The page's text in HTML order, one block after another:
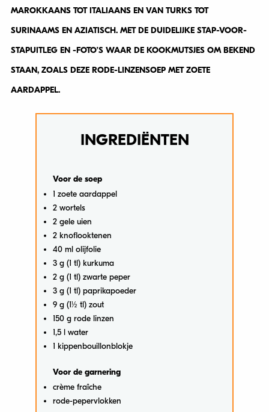
MAROKKAANS TOT ITALIAANS EN VAN TURKS TOT
SURINAAMS EN AZIATISCH. MET DE DUIDELIJKE STAP-VOOR-
STAPUITLEG EN -FOTO’S WAAR DE KOOKMUTSJES OM BEKEND
STAAN, ZOALS DEZE RODE-LINZENSOEP MET ZOETE
AARDAPPEL.
INGREDIËNTEN
Voor de soep
1 zoete aardappel
2 wortels
2 gele uien
2 knoflooktenen
40 ml olijfolie
3 g (1 tl) kurkuma
2 g (1 tl) zwarte peper
3 g (1 tl) paprikapoeder
9 g (1½ tl) zout
150 g rode linzen
1,5 l water
1 kippenbouillonblokje
Voor de garnering
crème fraîche
rode-pepervlokken